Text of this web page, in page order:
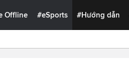
Offline #eSports #Hướng dẫn